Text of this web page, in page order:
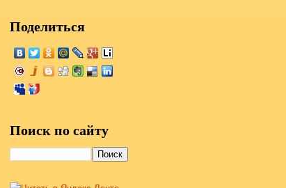
Поделиться
Поиск по сайту